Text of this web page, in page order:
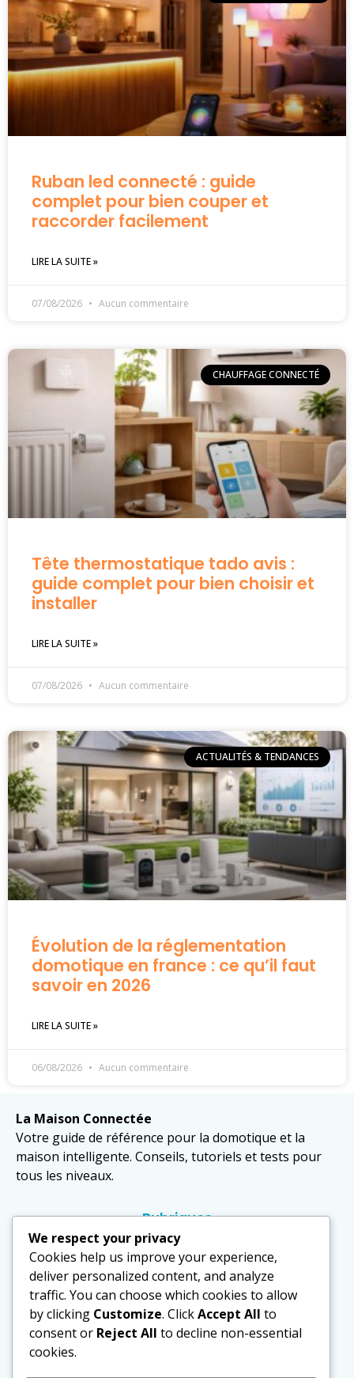
Ruban led connecté : guide
complet pour bien couper et
raccorder facilement
LIRE LA SUITE »
07/08/2026 Aucun commentaire
CHAUFFAGE CONNECTÉ
Tête thermostatique tado avis :
guide complet pour bien choisir et
installer
LIRE LA SUITE »
07/08/2026 Aucun commentaire
ACTUALITÉS & TENDANCES
Évolution de la réglementation
domotique en france : ce qu’il faut
savoir en 2026
LIRE LA SUITE »
06/08/2026 Aucun commentaire
La Maison Connectée
Votre guide de référence pour la domotique et la
maison intelligente. Conseils, tutoriels et tests pour
tous les niveaux.
Rubriques
Domotique
Équipements
Sécurité
Actualités
We respect your privacy
Cookies help us improve your experience,
deliver personalized content, and analyze
traffic. You can choose which cookies to allow
by clicking Customize. ClickAccept All to
consent or Reject All to decline non-essential
cookies.